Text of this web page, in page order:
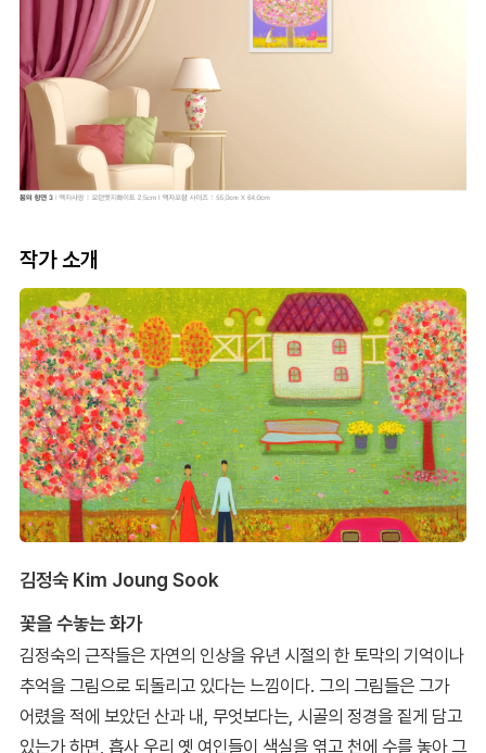
작가 소개
김정숙 Kim Joung Sook
꽃을 수놓는 화가
김정숙의 근작들은 자연의 인상을 유년 시절의 한 토막의 기억이나
추억을 그림으로 되돌리고 있다는 느낌이다. 그의 그림들은 그가
어렸을 적에 보았던 산과 내, 무엇보다는, 시골의 정경을 짙게 담고
있는가 하면, 흡사 우리 옛 여인들이 색실을 엮고 천에 수를 놓아 그